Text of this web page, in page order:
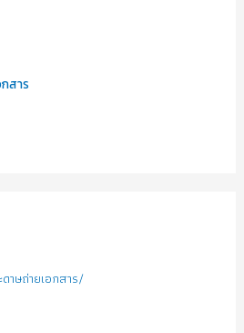
สาร
าษถ่ายเอกสาร/